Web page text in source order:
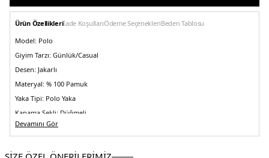
Ürün Özellikleriİade KoşullarıÖdeme SeçenekleriBeden Tablosu
Model: Polo
Giyim Tarzı: Günlük/Casual
Desen: Jakarlı
Materyal: % 100 Pamuk
Yaka Tipi: Polo Yaka
Kapama Şekli: Düğmeli
Kol Tipi:Kısa Kol
Boy:Standart
Devamını Gör